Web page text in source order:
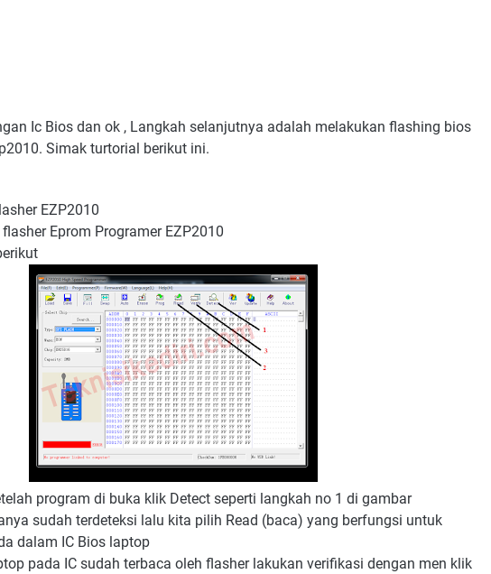
Ic Bios dan ok , Langkah selanjutnya adalah melakukan flashing bios
Simak turtorial berikut ini.
EZP2010
Eprom Programer EZP2010
program di buka klik Detect seperti langkah no 1 di gambar
sudah terdeteksi lalu kita pilih Read (baca) yang berfungsi untuk
dalam IC Bios laptop
pada IC sudah terbaca oleh flasher lakukan verifikasi dengan men klik